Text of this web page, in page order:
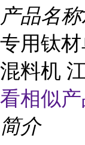
产品名称
专用钛
混料机
看相似
简介